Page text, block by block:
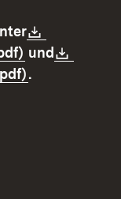
(Öffnet in
und
.